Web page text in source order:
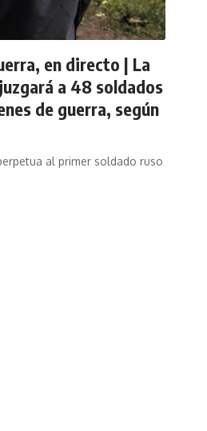
en directo | La
a 48 soldados
de guerra, según
al primer soldado ruso